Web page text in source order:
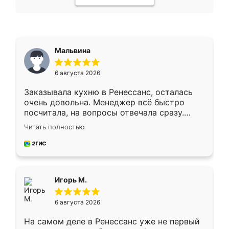
Мальвина
6 августа 2026
Заказывала кухню в Ренессанс, осталась
очень довольна. Менеджер всё быстро
посчитала, на вопросы отвечала сразу.
Замерщик приехал в субботу, подошёл к
делу со всей ответственностью. Собрали
за день, ребята работали аккуратно, даже
Читать полностью
Игорь М.
6 августа 2026
На самом деле в Ренессанс уже не первый